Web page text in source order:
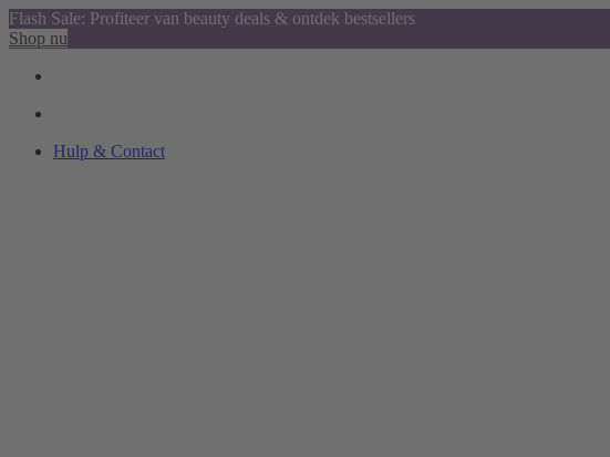
Flash Sale: Profiteer van beauty deals & ontdek bestsellers
Shop nu
Hulp & Contact